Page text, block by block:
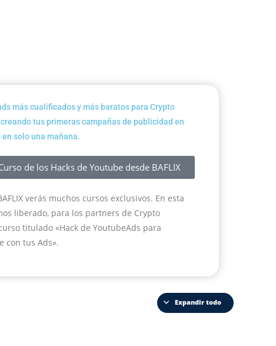
más cualificados y más baratos para Crypto
tus primeras campañas de publicidad en
solo una mañana.
de los Hacks de Youtube desde BAFLIX
verás muchos cursos exclusivos. En esta
liberado, para los partners de Crypto
titulado «Hack de YoutubeAds para
con tus Ads».
Expandir todo